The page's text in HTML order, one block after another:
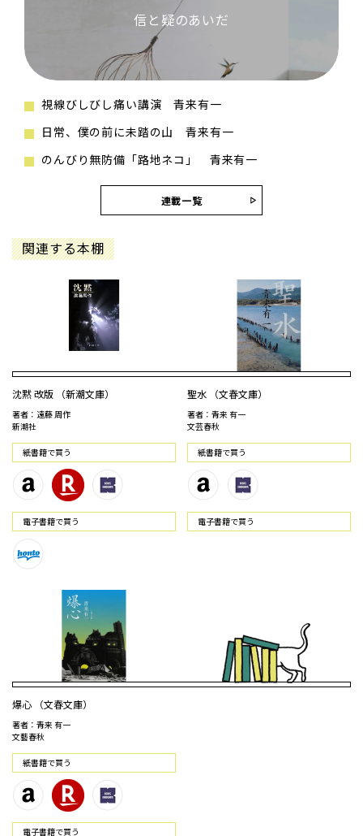
信と疑のあいだ
視線びしびし痛い講演 青来有一
日常、僕の前に未踏の山 青来有一
のんびり無防備「路地ネコ」 青来有一
連載一覧
関連する本棚
沈黙 改版 （新潮文庫）
著者：遠藤 周作
新潮社
紙書籍で買う
電⼦書籍で買う
聖水 （文春文庫）
著者：青来 有一
文芸春秋
紙書籍で買う
電⼦書籍で買う
爆心 （文春文庫）
著者：青来 有一
文藝春秋
紙書籍で買う
電⼦書籍で買う